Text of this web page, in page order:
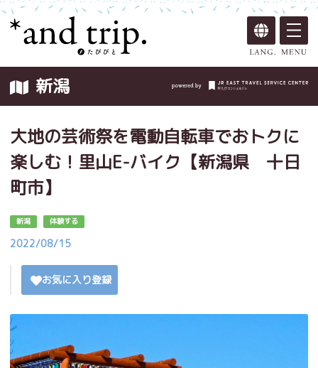
新潟
大地の芸術祭を電動自転車でおトクに
楽しむ！里山E-バイク【新潟県 十日
町市】
新潟 体験する
2022/08/15
お気に入り登録